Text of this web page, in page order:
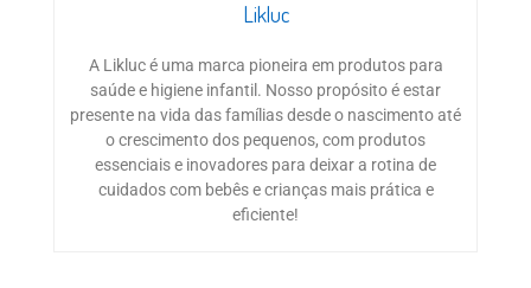
Likluc
A Likluc é uma marca pioneira em produtos para
saúde e higiene infantil. Nosso propósito é estar
presente na vida das famílias desde o nascimento até
o crescimento dos pequenos, com produtos
essenciais e inovadores para deixar a rotina de
cuidados com bebês e crianças mais prática e
eficiente!